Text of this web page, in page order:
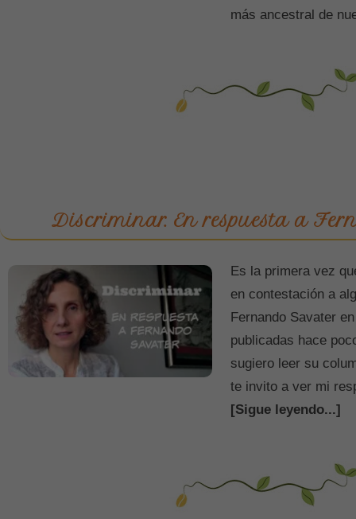
más ancestral de
Discriminar. En respuesta a
Es la primera vez
en contestación a
Fernando Savater
publicadas hace
sugiero leer su
te invito a ver mi
[Sigue leyendo...]